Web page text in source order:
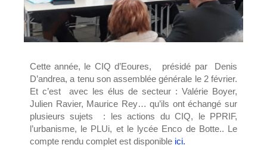
Cette année, le CIQ d’Eoures, présidé par Denis
D’andrea, a tenu son assemblée générale le 2 février.
Et c’est avec les élus de secteur : Valérie Boyer,
Julien Ravier, Maurice Rey… qu’ils ont échangé sur
plusieurs sujets : les actions du CIQ, le PPRIF,
l’urbanisme, le PLUi, et le lycée Enco de Botte.. Le
compte rendu complet est disponible ici.